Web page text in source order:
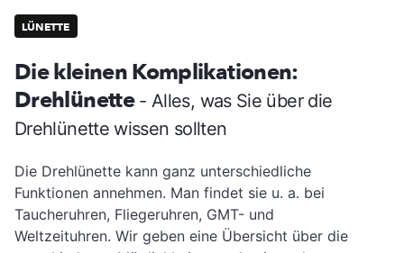
LÜNETTE
Die kleinen Komplikationen:
Drehlünette - Alles, was Sie über die
Drehlünette wissen sollten
Die Drehlünette kann ganz unterschiedliche
Funktionen annehmen. Man findet sie u. a. bei
Taucheruhren, Fliegeruhren, GMT- und
Weltzeituhren. Wir geben eine Übersicht über die